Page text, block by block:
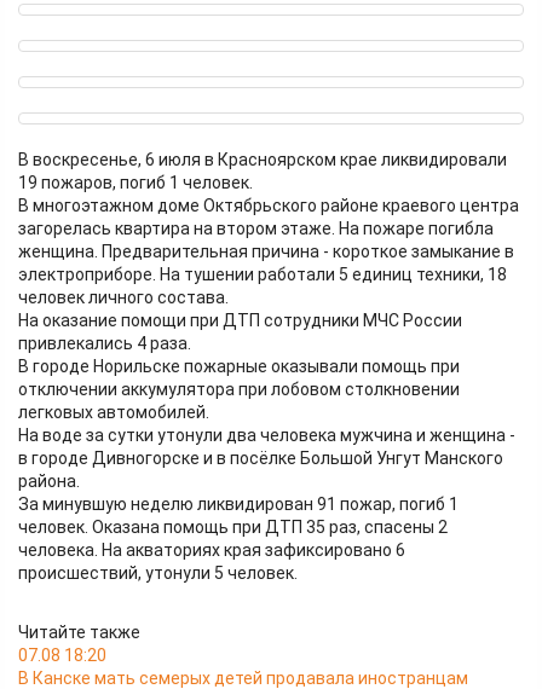
В воскресенье, 6 июля в Красноярском крае ликвидировали
19 пожаров, погиб 1 человек.
В многоэтажном доме Октябрьского районе краевого центра
загорелась квартира на втором этаже. На пожаре погибла
женщина. Предварительная причина - короткое замыкание в
электроприборе. На тушении работали 5 единиц техники, 18
человек личного состава.
На оказание помощи при ДТП сотрудники МЧС России
привлекались 4 раза.
В городе Норильске пожарные оказывали помощь при
отключении аккумулятора при лобовом столкновении
легковых автомобилей.
На воде за сутки утонули два человека мужчина и женщина -
в городе Дивногорске и в посёлке Большой Унгут Манского
района.
За минувшую неделю ликвидирован 91 пожар, погиб 1
человек. Оказана помощь при ДТП 35 раз, спасены 2
человека. На акваториях края зафиксировано 6
происшествий, утонули 5 человек.
Читайте также
07.08 18:20
В Канске мать семерых детей продавала иностранцам